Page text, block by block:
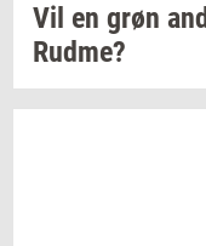
Vil en grøn
Rudme?